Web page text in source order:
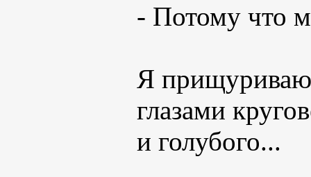
- Потому что
Я прищуриваю
глазами
и голубого...